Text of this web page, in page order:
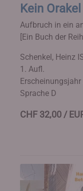
Kein
Aufbruch in ein
[Ein Buch der
Schenkel, Heinz
1. Aufl.
Sprache D
CHF 32,00 /